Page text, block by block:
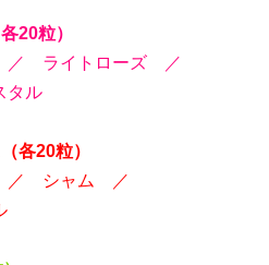
20粒）
／ ライトローズ ／
タル
各20粒）
／ シャム ／